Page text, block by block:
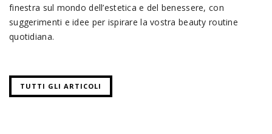
finestra sul mondo dell’estetica e del benessere, con
suggerimenti e idee per ispirare la vostra beauty routine
quotidiana.
TUTTI GLI ARTICOLI